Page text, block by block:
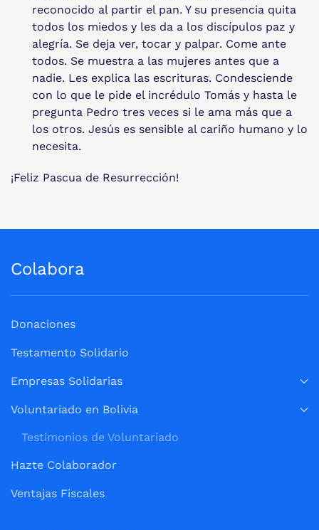
reconocido al partir el pan. Y su presencia quita
todos los miedos y les da a los discípulos paz y
alegría. Se deja ver, tocar y palpar. Come ante
todos. Se muestra a las mujeres antes que a
nadie. Les explica las escrituras. Condesciende
con lo que le pide el incrédulo Tomás y hasta le
pregunta Pedro tres veces si le ama más que a
los otros. Jesús es sensible al cariño humano y lo
necesita.
¡Feliz Pascua de Resurrección!
Colabora
Donaciones
Testamento Solidario
Empresas Solidarias
Voluntariado en Bolivia
Testimonios de Voluntariado
Hazte Colaborador
Ventajas Fiscales